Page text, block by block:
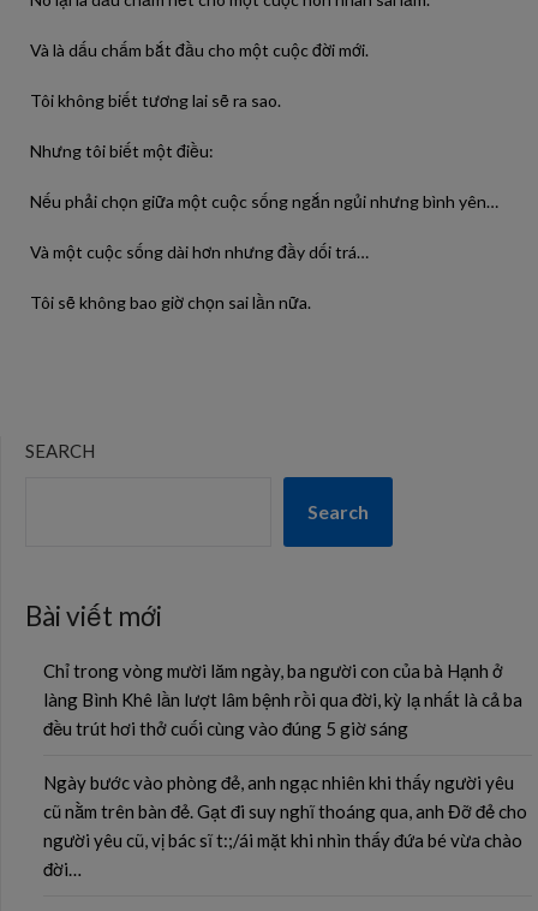
Và là dấu chấm bắt đầu cho một cuộc đời mới.
Tôi không biết tương lai sẽ ra sao.
Nhưng tôi biết một điều:
Nếu phải chọn giữa một cuộc sống ngắn ngủi nhưng bình yên…
Và một cuộc sống dài hơn nhưng đầy dối trá…
Tôi sẽ không bao giờ chọn sai lần nữa.
SEARCH
Search
Bài viết mới
Chỉ trong vòng mười lăm ngày, ba người con của bà Hạnh ở
làng Bình Khê lần lượt lâm bệnh rồi qua đời, kỳ lạ nhất là cả ba
đều trút hơi thở cuối cùng vào đúng 5 giờ sáng
Ngày bước vào phòng đẻ, anh ngạc nhiên khi thấy người yêu
cũ nằm trên bàn đẻ. Gạt đi suy nghĩ thoáng qua, anh Đỡ đẻ cho
người yêu cũ, vị bác sĩ t:;/ái mặt khi nhìn thấy đứa bé vừa chào
đời…